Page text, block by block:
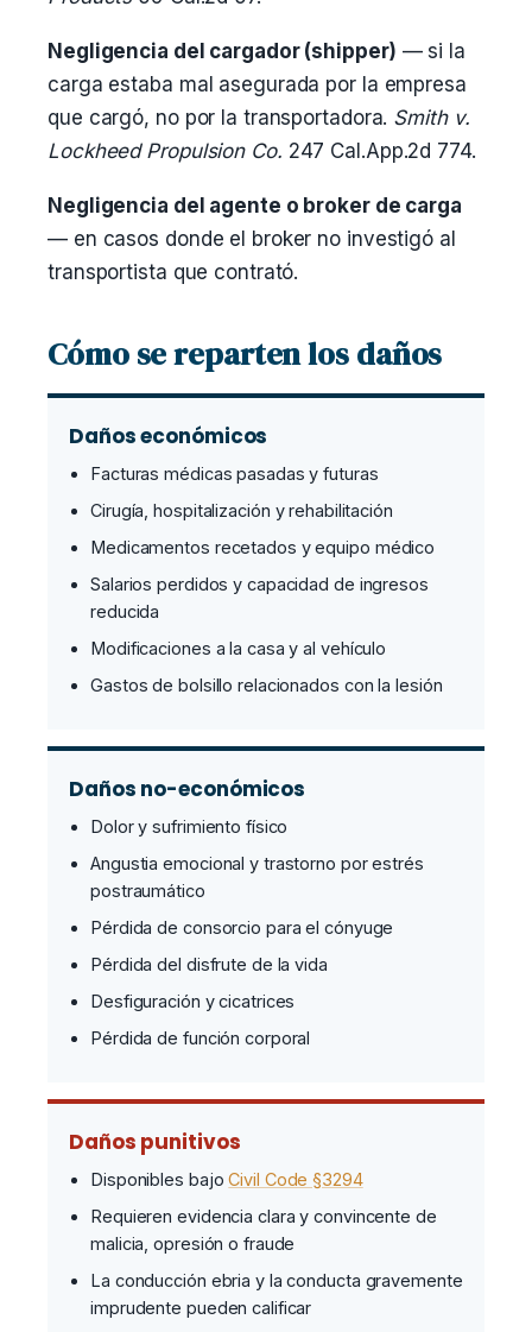
Negligencia del cargador (shipper) — si la
carga estaba mal asegurada por la empresa
que cargó, no por la transportadora. Smith v.
Lockheed Propulsion Co. 247 Cal.App.2d 774.
Negligencia del agente o broker de carga
— en casos donde el broker no investigó al
transportista que contrató.
Cómo se reparten los daños
Daños económicos
Facturas médicas pasadas y futuras
Cirugía, hospitalización y rehabilitación
Medicamentos recetados y equipo médico
Salarios perdidos y capacidad de ingresos
reducida
Modificaciones a la casa y al vehículo
Gastos de bolsillo relacionados con la lesión
Daños no-económicos
Dolor y sufrimiento físico
Angustia emocional y trastorno por estrés
postraumático
Pérdida de consorcio para el cónyuge
Pérdida del disfrute de la vida
Desfiguración y cicatrices
Pérdida de función corporal
Daños punitivos
Disponibles bajoCivil Code §3294
Requieren evidencia clara y convincente de
malicia, opresión o fraude
La conducción ebria y la conducta gravemente
imprudente pueden calificar